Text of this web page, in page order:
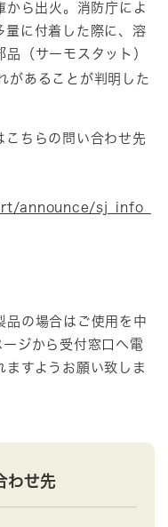
ら出火。消防庁によ
量に付着した際に、溶
（サーモスタット）
があることが判明した
こちらの問い合わせ先
announce/sj_info_
品の場合はご使用を中
ジから受付窓口へ電
ますようお願い致しま
わせ先